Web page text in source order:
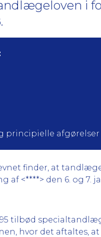
i
principielle afgørelser
finder, at
af <****> den 6. og 7.
tilbød
hvor det aftaltes,